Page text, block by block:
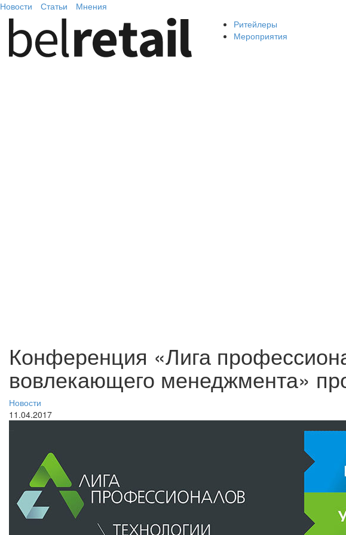
Новости Статьи Мнения
Ритейлеры
Мероприятия
Конференция «Лига
вовлекающего менеджмента»
Новости
11.04.2017